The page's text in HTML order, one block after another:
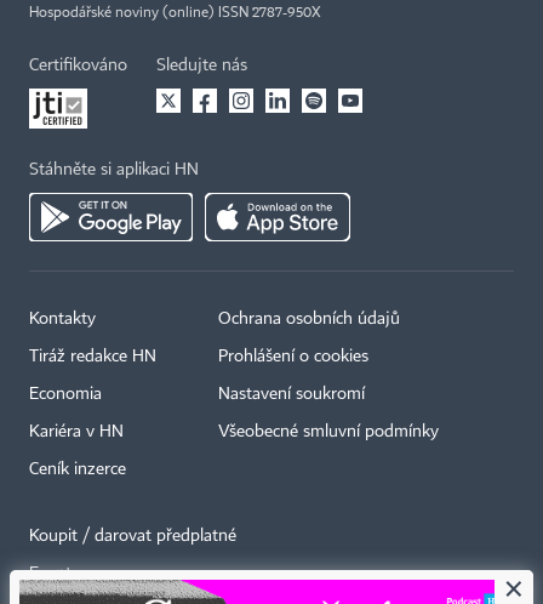
Hospodářské noviny (online) ISSN 2787-950X
Certifikováno Sledujte nás
Stáhněte si aplikaci HN
Kontakty
Tiráž redakce HN
Economia
Kariéra v HN
Ceník inzerce
Ochrana osobních údajů
Prohlášení o cookies
Nastavení soukromí
Všeobecné smluvní podmínky
Koupit / darovat předplatné
Eventy ×